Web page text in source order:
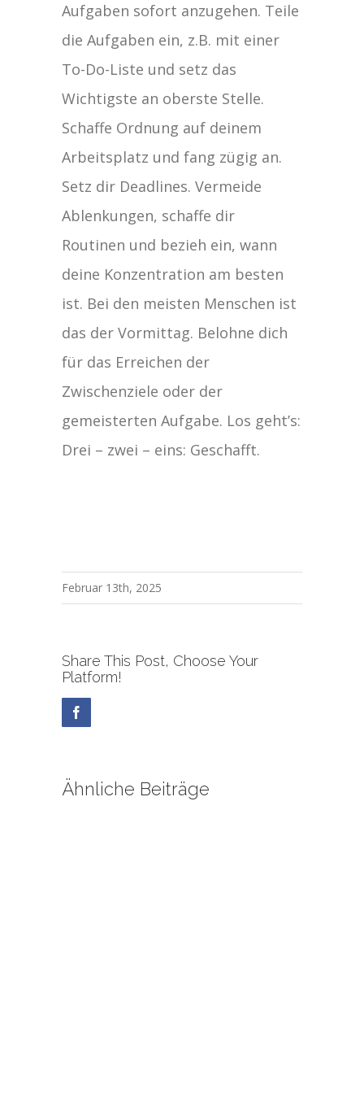
Aufgaben sofort anzugehen. Teile
die Aufgaben ein, z.B. mit einer
To-Do-Liste und setz das
Wichtigste an oberste Stelle.
Schaffe Ordnung auf deinem
Arbeitsplatz und fang zügig an.
Setz dir Deadlines. Vermeide
Ablenkungen, schaffe dir
Routinen und bezieh ein, wann
deine Konzentration am besten
ist. Bei den meisten Menschen ist
das der Vormittag. Belohne dich
für das Erreichen der
Zwischenziele oder der
gemeisterten Aufgabe. Los geht’s:
Drei – zwei – eins: Geschafft.
Februar 13th, 2025
Share This Post, Choose Your
Platform!
Ähnliche Beiträge